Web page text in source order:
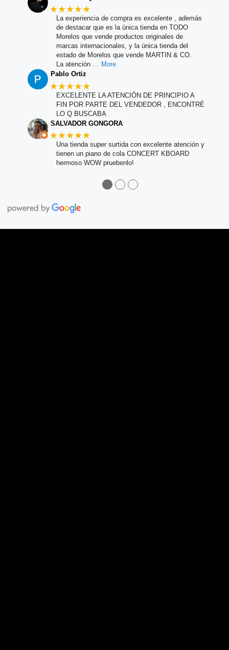
★★★★★
La experiencia de compra es excelente , además
de destacar que es la única tienda en TODO
Morelos que vende productos originales de
marcas internacionales, y la única tienda del
estado de Morelos que vende MARTIN & CO.
La atención … More
Pablo Ortiz
★★★★★
EXCELENTE LA ATENCIÓN DE PRINCIPIO A
FIN POR PARTE DEL VENDEDOR , ENCONTRÉ
LO Q BUSCABA
SALVADOR GONGORA
★★★★★
Una tienda super surtida con excelente atención y
tienen un piano de cola CONCERT KBOARD
hermoso WOW pruebenlo!
●●●